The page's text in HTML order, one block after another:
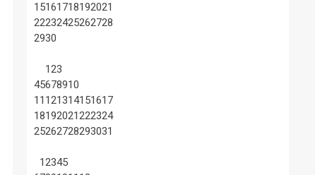
15161718192021
22232425262728
2930
123
45678910
11 121314151617
18192021222324
25262728293031
12345